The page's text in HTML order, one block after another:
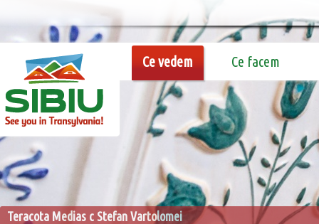
Ce vedem Ce facem
Teracota Medias c Stefan Vartolomei